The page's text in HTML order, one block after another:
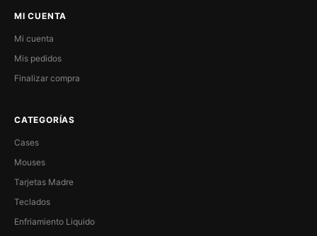
MI CUENTA
Mi cuenta
Mis pedidos
Finalizar compra
CATEGORÍAS
Cases
Mouses
Tarjetas Madre
Teclados
Enfriamiento Liquido